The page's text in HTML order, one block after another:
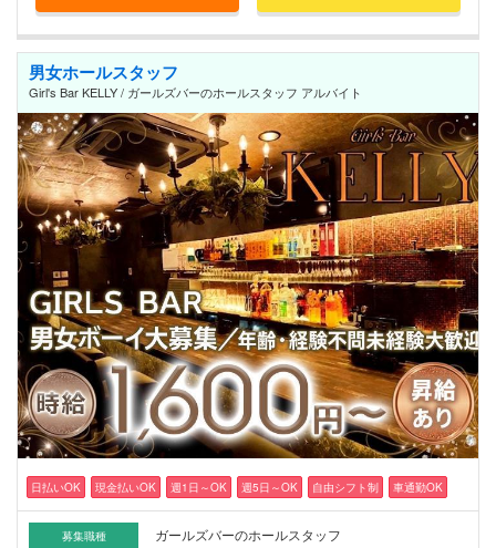
男女ホールスタッフ
Girl's Bar KELLY / ガールズバーのホールスタッフ アルバイト
日払いOK 現金払いOK 週1日～OK 週5日～OK 自由シフト制 車通勤OK
募集職種 ガールズバーのホールスタッフ